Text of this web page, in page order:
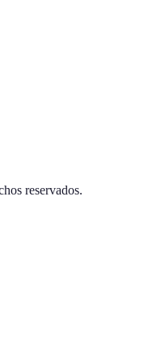
reservados.